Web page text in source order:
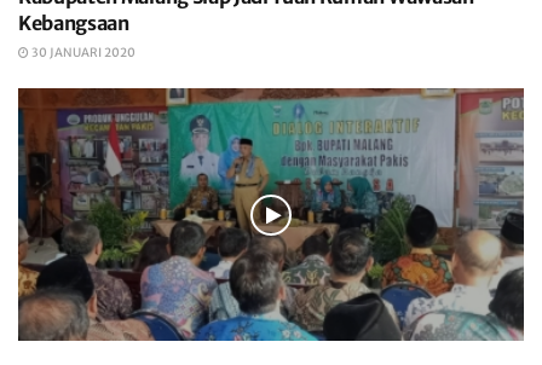
Kebangsaan
30 JANUARI 2020